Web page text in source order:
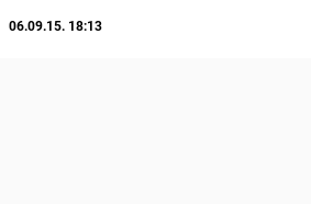
06.09.15. 18:13